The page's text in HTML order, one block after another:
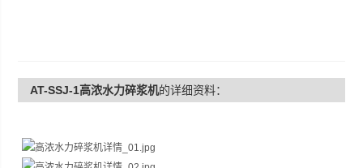
AT-SSJ-1高浓水力碎浆机的详细资料：